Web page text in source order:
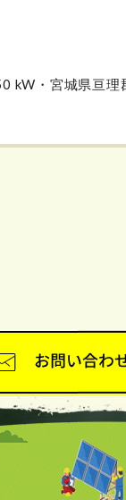
kW・宮城県亘理